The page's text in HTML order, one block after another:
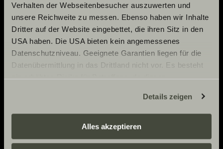
Verhalten der Webseitenbesucher auszuwerten und
unsere Reichweite zu messen. Ebenso haben wir Inhalte
Dritter auf der Website eingebettet, die ihren Sitz in den
USA haben. Die USA bieten kein angemessenes
Datenschutzniveau. Geeignete Garantien liegen für die
Datenübermittlung in das Drittland nicht vor. Es besteht
ein erhöhtes Risiko für Betroffene, da diesen
zustehen. Eingesetzte Dienstleister können Daten für
eigene Zwecke verarbeiten und mit anderen Daten
zusammenführen. Weitere Informationen finden Sie hier:
Datenschutzerklärung
Details zeigen
Alles akzeptieren
Please accept
marketing-cookies to
use this function.
Sunlight GmbH
Ölmühlestraße 6
88299 Leutkirch
Germany
+49 7562 9870
MON-THU 7:30 AM – 12:00 PM AND 1:00 PM – 4:00 PM
SERVICE
POLICIES
Imprint
Cookie Consent